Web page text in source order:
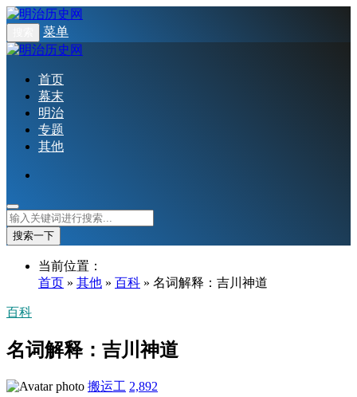
菜单
首页
幕末
明治
专题
其他
搜索一下
当前位置：
首页 » 其他 » 百科 » 名词解释：吉川神道
百科
名词解释：吉川神道
搬运工 2,892